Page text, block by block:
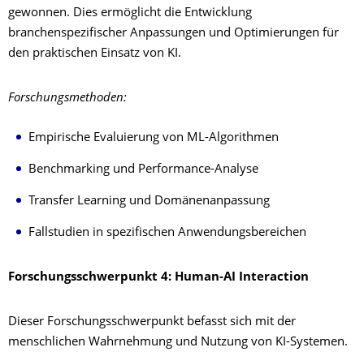
gewonnen. Dies ermöglicht die Entwicklung
branchenspezifischer Anpassungen und Optimierungen für
den praktischen Einsatz von KI.
Forschungsmethoden:
Empirische Evaluierung von ML-Algorithmen
Benchmarking und Performance-Analyse
Transfer Learning und Domänenanpassung
Fallstudien in spezifischen Anwendungsbereichen
Forschungsschwerpunkt 4: Human-AI Interaction
Dieser Forschungsschwerpunkt befasst sich mit der
menschlichen Wahrnehmung und Nutzung von KI-Systemen.